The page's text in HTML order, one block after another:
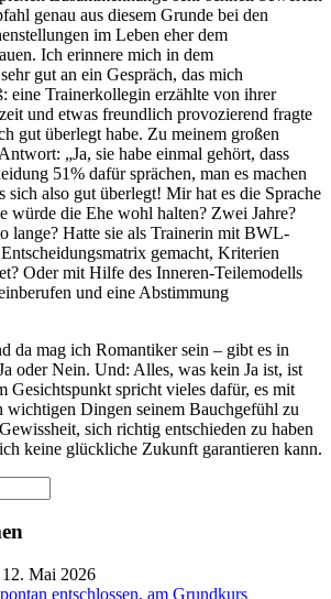
genau aus diesem Grunde bei den
im Leben eher dem
Ich erinnere mich in dem
gut an ein Gespräch, das mich
eine Trainerkollegin erzählte von ihrer
und etwas freundlich provozierend fragte
gut überlegt habe. Zu meinem großen
„Ja, sie habe einmal gehört, dass
51% dafür sprächen, man es machen
sich also gut überlegt! Mir hat es die Sprache
würde die Ehe wohl halten? Zwei Jahre?
lange? Hatte sie als Trainerin mit BWL-
gemacht, Kriterien
Oder mit Hilfe des Inneren-Teilemodells
und eine Abstimmung
da mag ich Romantiker sein – gibt es in
oder Nein. Und: Alles, was kein Ja ist, ist
Gesichtspunkt spricht vieles dafür, es mit
wichtigen Dingen seinem Bauchgefühl zu
sich richtig entschieden zu haben
keine glückliche Zukunft garantieren kann.
12. Mai 2026
entschlossen, am Grundkurs